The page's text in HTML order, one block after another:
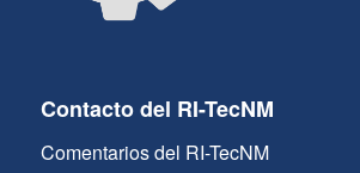
Contacto del RI-TecNM
Comentarios del RI-TecNM